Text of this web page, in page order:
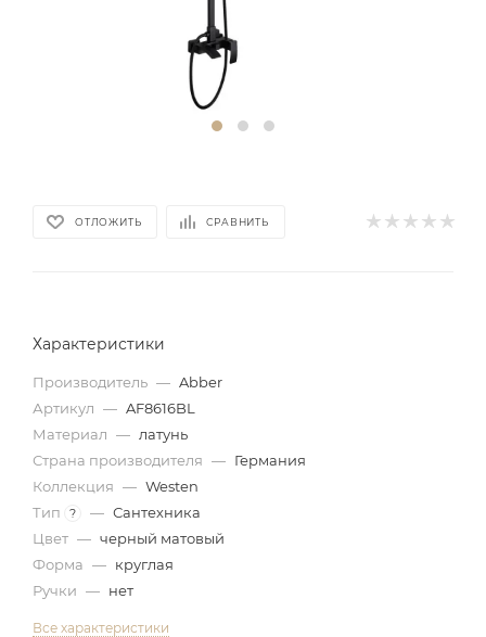
ОТЛОЖИТЬ СРАВНИТЬ
Характеристики
Производитель — Abber
Артикул — AF8616BL
Материал — латунь
Страна производителя — Германия
Коллекция — Westen
Тип
? — Сантехника
Цвет — черный матовый
Форма — круглая
Ручки — нет
Все характеристики